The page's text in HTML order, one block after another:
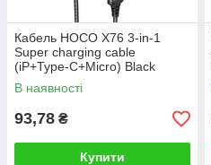
Кабель HOCO X76 3-in-1
Super charging cable
(iP+Type-C+Micro) Black
В наявності
93,78 ₴
Купити